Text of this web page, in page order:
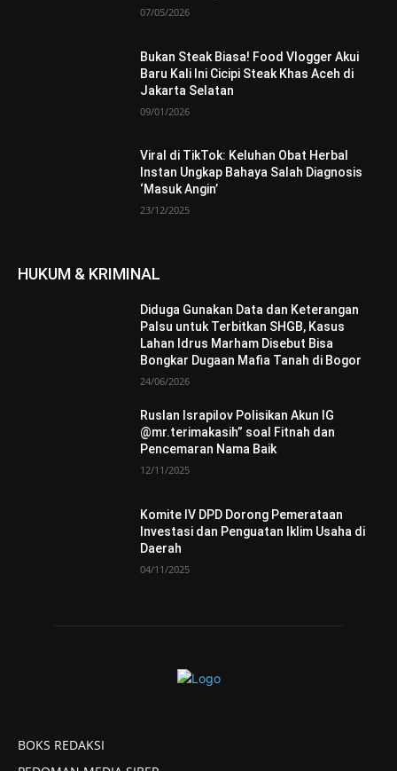
07/05/2026
Bukan Steak Biasa! Food Vlogger Akui
Baru Kali Ini Cicipi Steak Khas Aceh di
Jakarta Selatan
09/01/2026
Viral di TikTok: Keluhan Obat Herbal
Instan Ungkap Bahaya Salah Diagnosis
‘Masuk Angin’
23/12/2025
HUKUM & KRIMINAL
Diduga Gunakan Data dan Keterangan
Palsu untuk Terbitkan SHGB, Kasus
Lahan Idrus Marham Disebut Bisa
Bongkar Dugaan Mafia Tanah di Bogor
24/06/2026
Ruslan Israpilov Polisikan Akun IG
@mr.terimakasih” soal Fitnah dan
Pencemaran Nama Baik
12/11/2025
Komite IV DPD Dorong Pemerataan
Investasi dan Penguatan Iklim Usaha di
Daerah
04/11/2025
BOKS REDAKSI